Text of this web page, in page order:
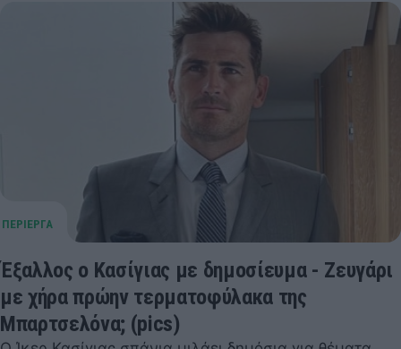
Έξαλλος ο Κασίγιας με δημοσίευμα - Zευγάρι
με χήρα πρώην τερματοφύλακα της
Μπαρτσελόνα; (pics)